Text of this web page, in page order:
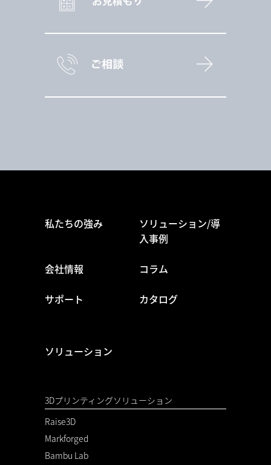
私たちの強み
ソリューション/導
入事例
会社情報 コラム
サポート カタログ
ソリューション
3Dプリンティングソリューション
Raise3D
Markforged
Bambu Lab